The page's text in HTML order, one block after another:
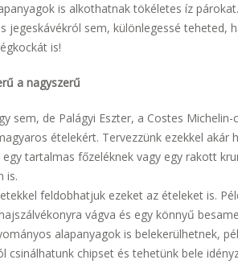
is alkothatnak tökéletes íz
jegeskávékról sem, különlegessé teheted,
is!
a nagyszerű
sem, de Palágyi Eszter, a Costes
ételekért. Tervezzünk ezekkel akár
tartalmas főzeléknek vagy egy rakott
is.
feldobhatjuk ezeket az ételeket is.
vágva és egy könnyű
alapanyagok is belekerülhetnek,
csinálhatunk chipset és tehetünk bele